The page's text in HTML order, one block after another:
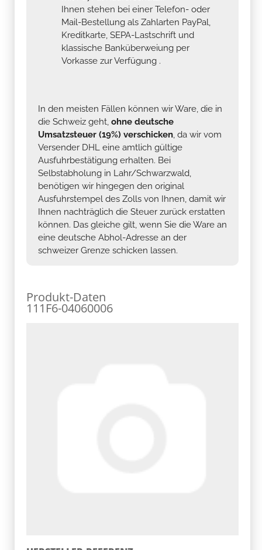
Ihnen stehen bei einer Telefon- oder
Mail-Bestellung als Zahlarten PayPal,
Kreditkarte, SEPA-Lastschrift und
klassische Banküberweiung per
Vorkasse zur Verfügung .
In den meisten Fällen können wir Ware, die in
die Schweiz geht, ohne deutsche
Umsatzsteuer (19%) verschicken, da wir vom
Versender DHL eine amtlich gültige
Ausfuhrbestätigung erhalten. Bei
Selbstabholung in Lahr/Schwarzwald,
benötigen wir hingegen den original
Ausfuhrstempel des Zolls von Ihnen, damit wir
Ihnen nachträglich die Steuer zurück erstatten
können. Das gleiche gilt, wenn Sie die Ware an
eine deutsche Abhol-Adresse an der
schweizer Grenze schicken lassen.
Produkt-Daten
111F6-04060006